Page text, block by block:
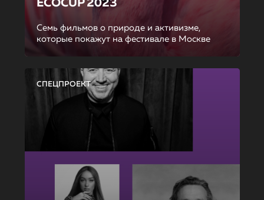
ECOCUP 2023
Семь фильмов о природе и активизме,
которые покажут на фестивале в Москве
СПЕЦПРОЕКТ